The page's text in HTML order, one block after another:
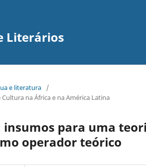
Literários
e literatura
/
na África e na América Latina
para uma
operador teórico